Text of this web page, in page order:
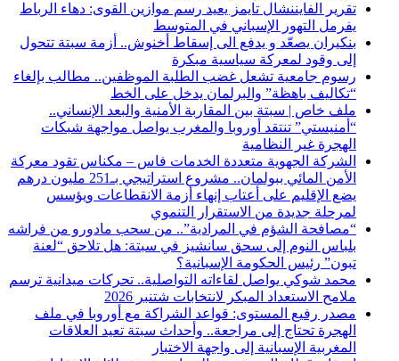
تقرير الفايننشال تايمز يعيد رسم موازين القوى: دهاء الرباط
يفرمل التهور الإسباني في المتوسط
بنكيران يصعّد و يدفع الى إسقاط أخنوش.. أزمة سبتة تتحول
إلى وقود لمعركة سياسية مبكرة
رسوم جامعية تشعل غضب الطلبة الموظفين.. مطالب بإلغاء
“تكاليف باهظة” والبرلمان يدخل على الخط
ملف خاص | سبتة بين المقاربة الأمنية والبعد الإنساني..
“أمنيستي” تنتقد أوروبا والمغرب يواصل مواجهة شبكات
الهجرة غير النظامية
الشركة الجهوية متعددة الخدمات فاس – مكناس تقود معركة
الأمن المائي ببولمان.. مشروع استراتيجي بـ251 مليون درهم
يضع الإقليم على أعتاب إنهاء أزمة الانقطاعات ويؤسس
لمرحلة جديدة من الاستقرار التنموي
“مصافحة الشؤم في المرادية”.. من سحب مادورو من فراشه
بلباس النوم إلى سحق سانشيز في سبتة: هل تلاحق “لعنة
تبون” رئيس الحكومة الإسبانية؟
محمد شوكي يواصل لقاءاته التواصلية.. تحركات ميدانية ترسم
ملامح الاستعداد المبكر لانتخابات شتنبر 2026
مصدر رفيع المستوى: قواعد الشراكة مع أوروبا في ملف
الهجرة تحتاج إلى مراجعة.. وأحداث سبتة تعيد العلاقات
المغربية الإسبانية إلى واجهة الاختبار